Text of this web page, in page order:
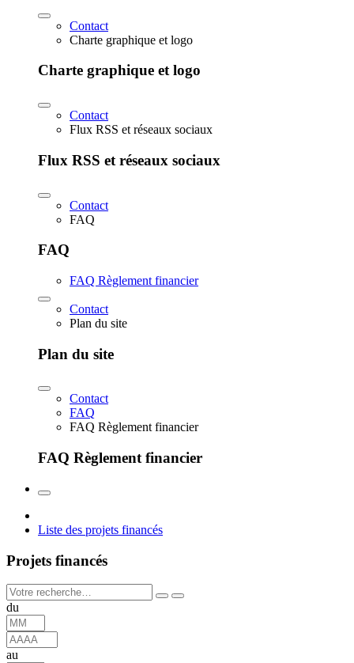
Contact
Charte graphique et logo
Charte graphique et logo
Contact
Flux RSS et réseaux sociaux
Flux RSS et réseaux sociaux
Contact
FAQ
FAQ
FAQ Règlement financier
Contact
Plan du site
Plan du site
Contact
FAQ
FAQ Règlement financier
FAQ Règlement financier
Liste des projets financés
Projets financés
du
au